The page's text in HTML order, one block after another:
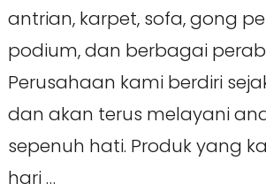
antrian, karpet, sofa, gong
podium, dan berbagai
Perusahaan kami berdiri
dan akan terus melayani
sepenuh hati. Produk yang
hari …